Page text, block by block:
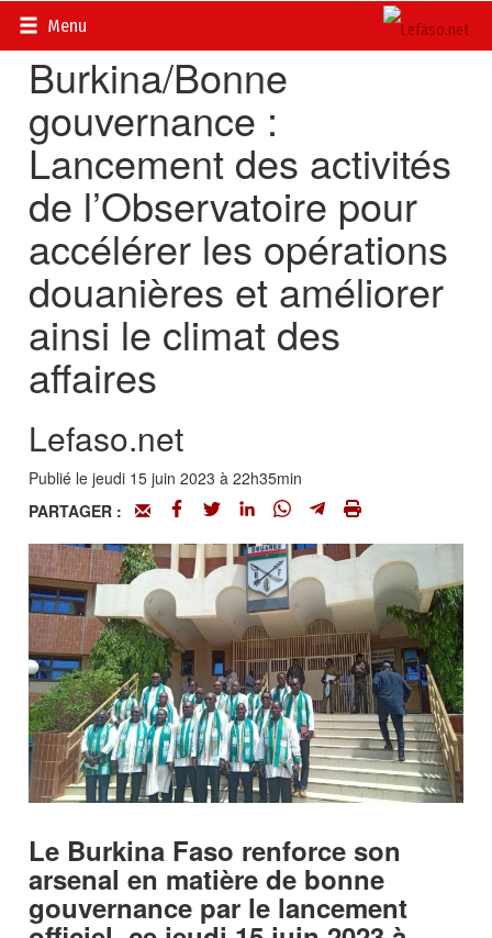
Menu
Accueil>
Burkina/Bonne
gouvernance :
Lancement des activités
de l’Observatoire pour
accélérer les opérations
douanières et améliorer
ainsi le climat des
affaires
Lefaso.net
Publié le jeudi 15 juin 2023 à 22h35min
PARTAGER :
Le Burkina Faso renforce son
arsenal en matière de bonne
gouvernance par le lancement